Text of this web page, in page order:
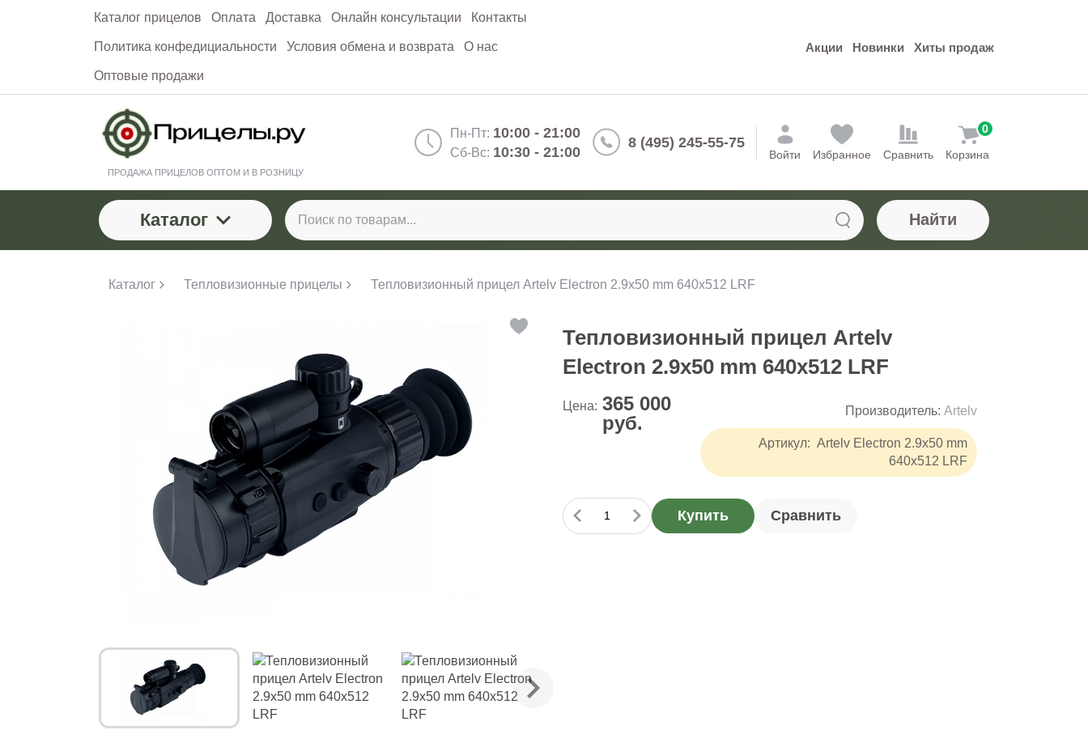
Каталог прицелов Оплата Доставка Онлайн консультации Контакты
Политика конфедициальности Условия обмена и возврата О нас
Оптовые продажи
Акции Новинки Хиты продаж
ПРОДАЖА ПРИЦЕЛОВ ОПТОМ И В РОЗНИЦУ
Пн-Пт: 10:00 - 21:00
Сб-Вс: 10:30 - 21:00
8 (495) 245-55-75
Войти Избранное Сравнить Корзина
0
Каталог Найти
Каталог Тепловизионные прицелы Тепловизионный прицел Artelv Electron 2.9x50 mm 640x512 LRF
Тепловизионный прицел Artelv
Electron 2.9x50 mm 640x512 LRF
Производитель: Artelv
Артикул: Artelv Electron 2.9x50 mm
640x512 LRF
Цена: 365 000
руб.
Купить Сравнить